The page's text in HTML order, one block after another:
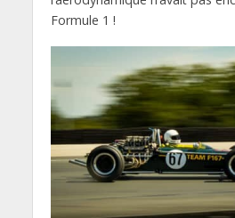
Formule 1 !